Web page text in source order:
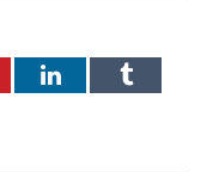
LinkedInTumblr